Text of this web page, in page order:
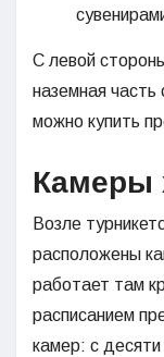
С левой
наземная
можно купить
Камеры
Возле
расположены
работает там
расписанием
камер: с